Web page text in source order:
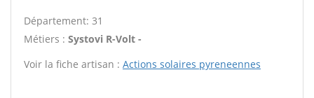
Département: 31
Métiers : Systovi R-Volt -
Voir la fiche artisan : Actions solaires pyreneennes